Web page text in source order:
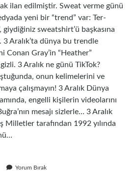
ilan edilmiştir. Sweat verme günü
yeni bir “trend” var: Ter-
giydiğiniz sweatshirt’ü başkasına
3 Aralık’ta dünya bu trendle
Conan Gray’in “Heather”
3 Aralık ne günü TikTok?
onun kelimelerini ve
çalışmayın! 3 Aralık Dünya
engelli kişilerin videolarını
mesajı sizlerle… 3 Aralık
Milletler tarafından 1992 yılında
Yorum Bırak